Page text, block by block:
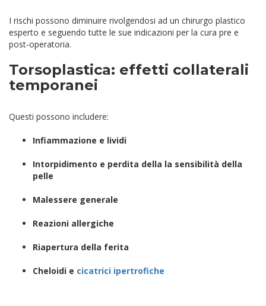
I rischi possono diminuire rivolgendosi ad un chirurgo plastico
esperto e seguendo tutte le sue indicazioni per la cura pre e
post-operatoria.
Torsoplastica: effetti collaterali
temporanei
Questi possono includere:
Infiammazione e lividi
Intorpidimento e perdita della la sensibilità della
pelle
Malessere generale
Reazioni allergiche
Riapertura della ferita
Cheloidi e cicatrici ipertrofiche